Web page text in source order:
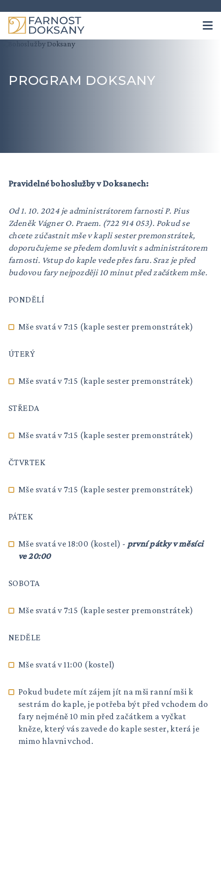
PROGRAM DOKSANY
Pravidelné bohoslužby v Doksanech:
Od 1. 10. 2024 je administrátorem farnosti P. Pius
Zdeněk Vágner O. Praem. (722 914 053). Pokud se
chcete zúčastnit mše v kapli sester premonstrátek,
doporučujeme se předem domluvit s administrátorem
farnosti. Vstup do kaple vede přes faru. Sraz je před
budovou fary nejpozději 10 minut před začátkem mše.
PONDĚLÍ
Mše svatá v 7:15 (kaple sester premonstrátek)
ÚTERÝ
Mše svatá v 7:15 (kaple sester premonstrátek)
STŘEDA
Mše svatá v 7:15 (kaple sester premonstrátek)
ČTVRTEK
Mše svatá v 7:15 (kaple sester premonstrátek)
PÁTEK
Mše svatá ve 18:00 (kostel) - první pátky v měsíci
ve 20:00
SOBOTA
Mše svatá v 7:15 (kaple sester premonstrátek)
NEDĚLE
Mše svatá v 11:00 (kostel)
Pokud budete mít zájem jít na mši ranní mši k
sestrám do kaple, je potřeba být před vchodem do
fary nejméně 10 min před začátkem a vyčkat
kněze, který vás zavede do kaple sester, která je
mimo hlavni vchod.